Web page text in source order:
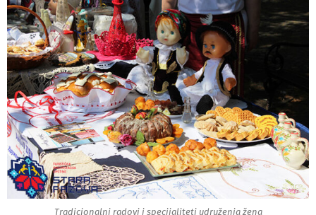
Tradicionalni radovi i specijaliteti udruženja žena